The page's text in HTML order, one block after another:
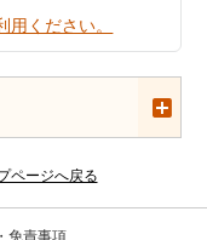
用ください。
ページへ戻る